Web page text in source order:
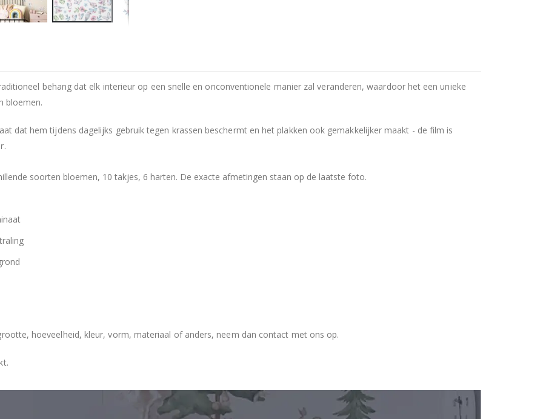
behang dat elk interieur op een snelle en onconventionele manier zal veranderen, waardoor het een unieke
bloemen.
dat hem tijdens dagelijks gebruik tegen krassen beschermt en het plakken ook gemakkelijker maakt - de film is
soorten bloemen, 10 takjes, 6 harten. De exacte afmetingen staan op de laatste foto.
hoeveelheid, kleur, vorm, materiaal of anders, neem dan contact met ons op.